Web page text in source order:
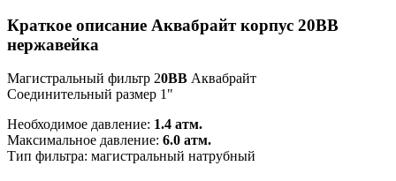
Краткое описание Аквабрайт корпус 20BB
нержавейка
Магистральный фильтр 20BB Аквабрайт
Соединительный размер 1"
Необходимое давление: 1.4 атм.
Максимальное давление: 6.0 атм.
Тип фильтра: магистральный натрубный